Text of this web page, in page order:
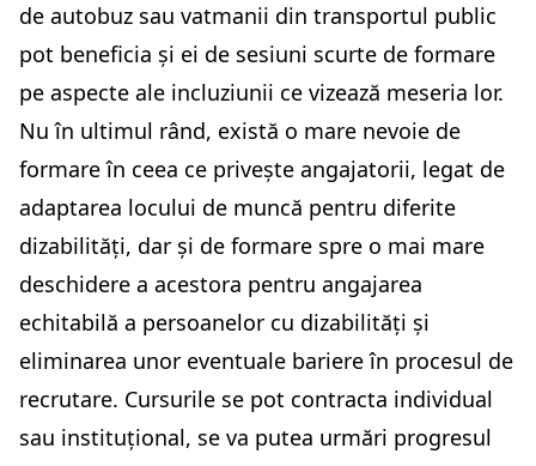
de autobuz sau vatmanii din transportul public
pot beneficia și ei de sesiuni scurte de formare
pe aspecte ale incluziunii ce vizează meseria lor.
Nu în ultimul rând, există o mare nevoie de
formare în ceea ce privește angajatorii, legat de
adaptarea locului de muncă pentru diferite
dizabilități, dar și de formare spre o mai mare
deschidere a acestora pentru angajarea
echitabilă a persoanelor cu dizabilități și
eliminarea unor eventuale bariere în procesul de
recrutare. Cursurile se pot contracta individual
sau instituțional, se va putea urmări progresul